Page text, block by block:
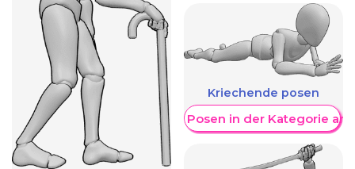
Kriechende posen
Weitere Posen in der Kategorie